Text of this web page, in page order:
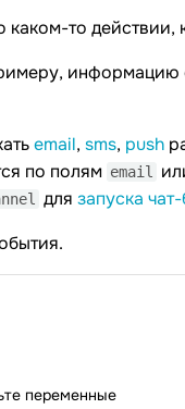
то действии,
email, sms, push
по полям email
для запуска
переменные